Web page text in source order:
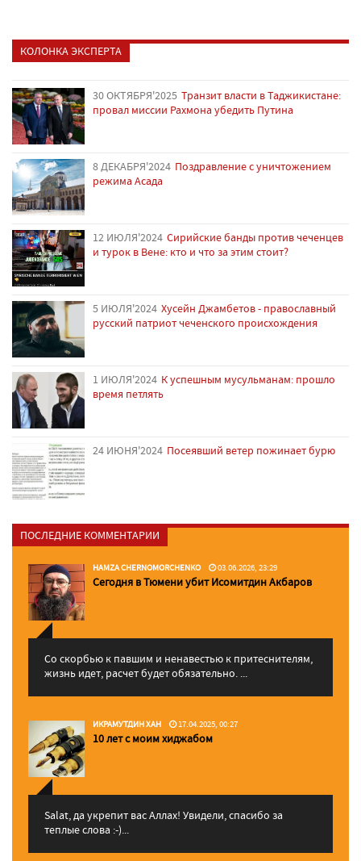
КОЛОНКА ЭКСПЕРТА
30 ОКТЯБРЯ'2025 Транзит власти в Таджикистане:
провал миссии Рахмона убедить Путина
8 ДЕКАБРЯ'2024 Поздравление с уничтожением
режима Асада
12 ИЮЛЯ'2024 Сирийские банды против чеченцев
и турок в Вене: кто и что за этим стоит?
5 ИЮЛЯ'2024 Хусейн Джамбетов - православный
русский патриот чеченского происхождения
1 ИЮЛЯ'2024 К успешным мусульманам: прошло
время петлять
24 ИЮНЯ'2024 Посеявший ветер пожинает бурю
ПОСЛЕДНИЕ КОММЕНТАРИИ
HAMZA CHERNOMORCHENKO 03.06.2026, 23:29
Сегодня в Тюмени убит Исомитдин Акбаров
Со скорбью к павшим и ненавестью к притеснителям,
жизнь идет, расчет будет обязательно. ...
ИКРАМУТДИН ХАН 17.04.2025, 00:27
10 лет с моим хиджабом
Salat, да укрепит вас Аллаx! Увидели, спасибо за
теплые слова :-)...